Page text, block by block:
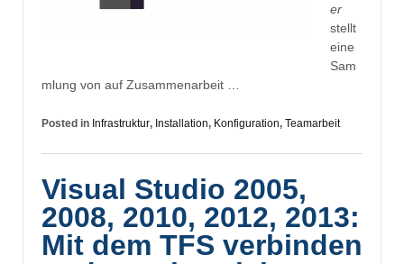
er
stellt
eine
Sam
mlung von auf Zusammenarbeit …
Posted in Infrastruktur, Installation, Konfiguration, Teamarbeit
Visual Studio 2005,
2008, 2010, 2012, 2013:
Mit dem TFS verbinden